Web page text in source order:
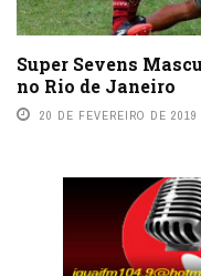
Super Sevens
no Rio de Janeiro
20 DE FEVEREIRO DE 2019